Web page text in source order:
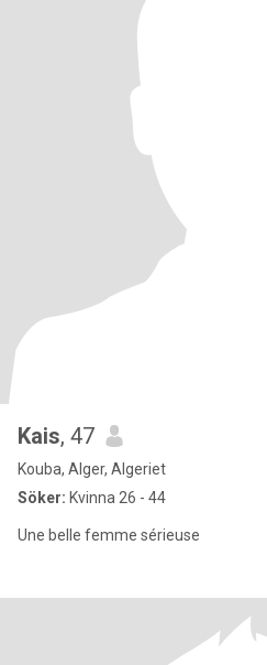
Kais, 47
Kouba, Alger, Algeriet
Söker: Kvinna 26 - 44
Une belle femme sérieuse